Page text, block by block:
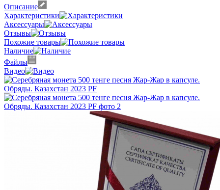
Описание
Характеристики
Аксессуары
Отзывы
Похожие товары
Наличие
Файлы
Видео